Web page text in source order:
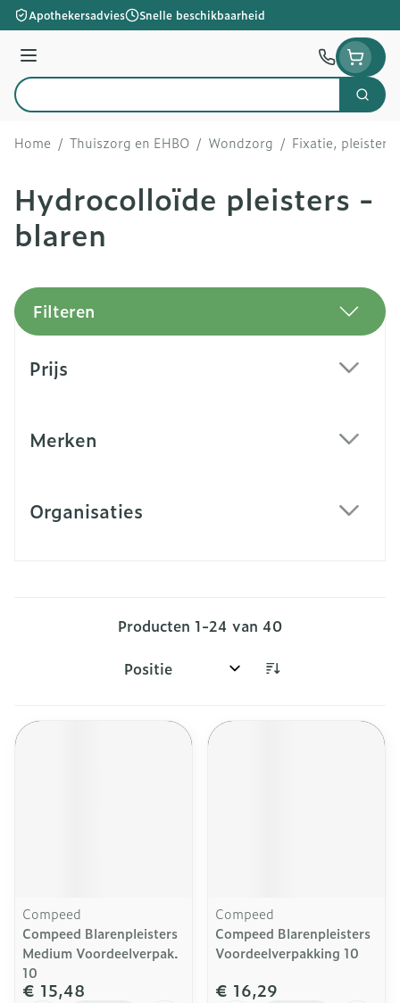
Ga naar de inhoud
Apothekersadvies Snelle beschikbaarheid
Menu
Product, merk, categorie...
Zoek
Home / Thuiszorg en EHBO / Wondzorg / Fixatie, pleisters
Hydrocolloïde pleisters -
blaren
Filteren
Prijs
Merken
Organisaties
Producten 1-24 van 40
Sorteer op:
Compeed
Compeed Blarenpleisters
Medium Voordeelverpak.
10
€ 15,48
Compeed
Compeed Blarenpleisters
Voordeelverpakking 10
€ 16,29